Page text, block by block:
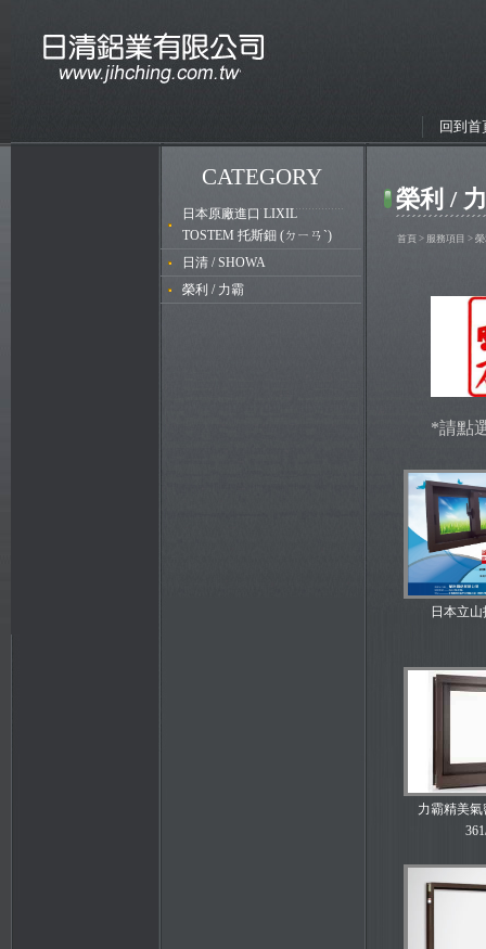
回到首
CATEGORY
日本原廠進口 LIXIL
TOSTEM 托斯鈿 (ㄉㄧㄢˋ)
日清 / SHOWA
榮利 / 力霸
榮利 /
首頁 > 服務項目 >
*請點
日本立
力霸精美氣